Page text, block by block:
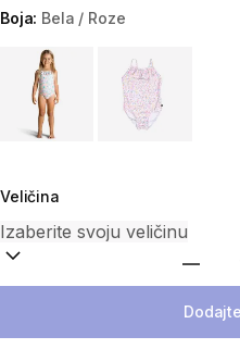
Boja: Bela / Roze
Choose a variant
Veličina